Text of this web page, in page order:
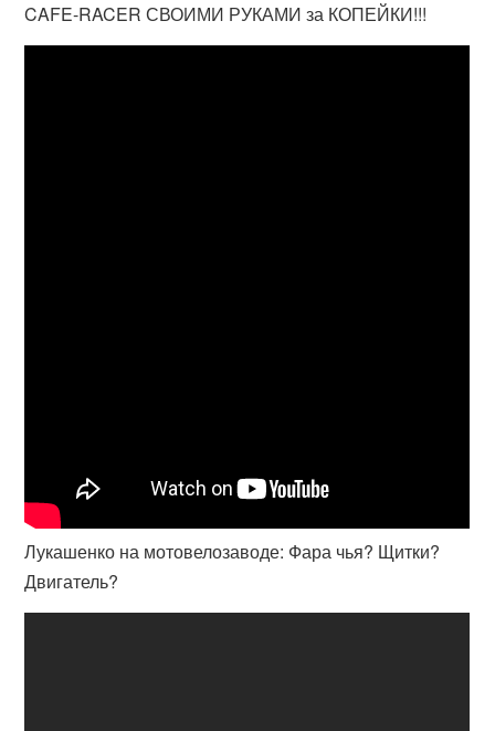
CAFE-RACER СВОИМИ РУКАМИ за КОПЕЙКИ!!!
Лукашенко на мотовелозаводе: Фара чья? Щитки?
Двигатель?